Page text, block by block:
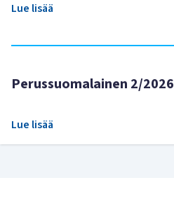
Lue lisää
Perussuomalainen 2/2026
Lue lisää